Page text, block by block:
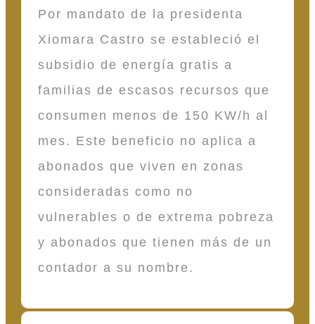
Por mandato de la presidenta
Xiomara Castro se estableció el
subsidio de energía gratis a
familias de escasos recursos que
consumen menos de 150 KW/h al
mes. Este beneficio no aplica a
abonados que viven en zonas
consideradas como no
vulnerables o de extrema pobreza
y abonados que tienen más de un
contador a su nombre.